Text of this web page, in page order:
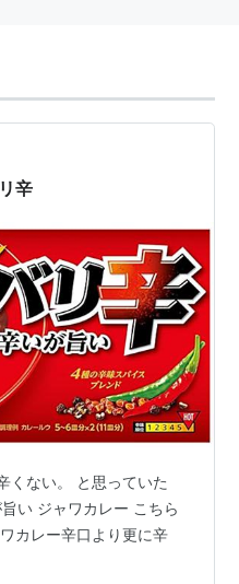
辛
くない。 と思っていた
い ジャワカレー こちら
カレー辛口より更に辛